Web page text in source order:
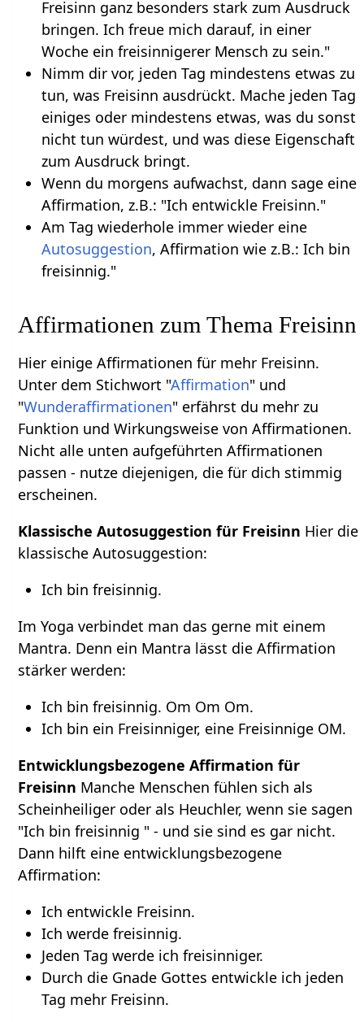
Freisinn ganz besonders stark zum Ausdruck
bringen. Ich freue mich darauf, in einer
Woche ein freisinnigerer Mensch zu sein."
Nimm dir vor, jeden Tag mindestens etwas zu
tun, was Freisinn ausdrückt. Mache jeden Tag
einiges oder mindestens etwas, was du sonst
nicht tun würdest, und was diese Eigenschaft
zum Ausdruck bringt.
Wenn du morgens aufwachst, dann sage eine
Affirmation, z.B.: "Ich entwickle Freisinn."
Am Tag wiederhole immer wieder eine
Autosuggestion, Affirmation wie z.B.: Ich bin
freisinnig."
Affirmationen zum Thema Freisinn
Hier einige Affirmationen für mehr Freisinn.
Unter dem Stichwort "Affirmation" und
"Wunderaffirmationen" erfährst du mehr zu
Funktion und Wirkungsweise von Affirmationen.
Nicht alle unten aufgeführten Affirmationen
passen - nutze diejenigen, die für dich stimmig
erscheinen.
Klassische Autosuggestion für Freisinn Hier die
klassische Autosuggestion:
Ich bin freisinnig.
Im Yoga verbindet man das gerne mit einem
Mantra. Denn ein Mantra lässt die Affirmation
stärker werden:
Ich bin freisinnig. Om Om Om.
Ich bin ein Freisinniger, eine Freisinnige OM.
Entwicklungsbezogene Affirmation für
Freisinn Manche Menschen fühlen sich als
Scheinheiliger oder als Heuchler, wenn sie sagen
"Ich bin freisinnig " - und sie sind es gar nicht.
Dann hilft eine entwicklungsbezogene
Affirmation:
Ich entwickle Freisinn.
Ich werde freisinnig.
Jeden Tag werde ich freisinniger.
Durch die Gnade Gottes entwickle ich jeden
Tag mehr Freisinn.